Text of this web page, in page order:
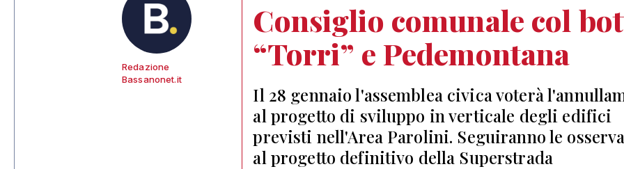
Redazione
Bassanonet.it
Consiglio comunale col
“Torri” e Pedemontana
Il 28 gennaio l'assemblea civica voterà
al progetto di sviluppo in verticale degli edifici
previsti nell'Area Parolini. Seguiranno le
al progetto definitivo della Superstrada